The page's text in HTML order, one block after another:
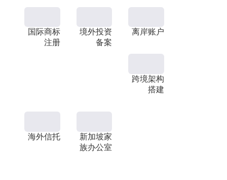
国际商标
注册
境外投资
备案
离岸账户
跨境架构
搭建
海外信托
新加坡家
族办公室